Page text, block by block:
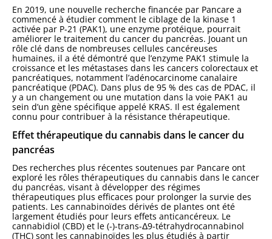
En 2019, une nouvelle recherche financée par Pancare a
commencé à étudier comment le ciblage de la kinase 1
activée par P-21 (PAK1), une enzyme protéique, pourrait
améliorer le traitement du cancer du pancréas. Jouant un
rôle clé dans de nombreuses cellules cancéreuses
humaines, il a été démontré que l’enzyme PAK1 stimule la
croissance et les métastases dans les cancers colorectaux et
pancréatiques, notamment l’adénocarcinome canalaire
pancréatique (PDAC). Dans plus de 95 % des cas de PDAC, il
y a un changement ou une mutation dans la voie PAK1 au
sein d’un gène spécifique appelé KRAS. Il est également
connu pour contribuer à la résistance thérapeutique.
Effet thérapeutique du cannabis dans le cancer du
pancréas
Des recherches plus récentes soutenues par Pancare ont
exploré les rôles thérapeutiques du cannabis dans le cancer
du pancréas, visant à développer des régimes
thérapeutiques plus efficaces pour prolonger la survie des
patients. Les cannabinoïdes dérivés de plantes ont été
largement étudiés pour leurs effets anticancéreux. Le
cannabidiol (CBD) et le (-)-trans-Δ9-tétrahydrocannabinol
(THC) sont les cannabinoïdes les plus étudiés à partir